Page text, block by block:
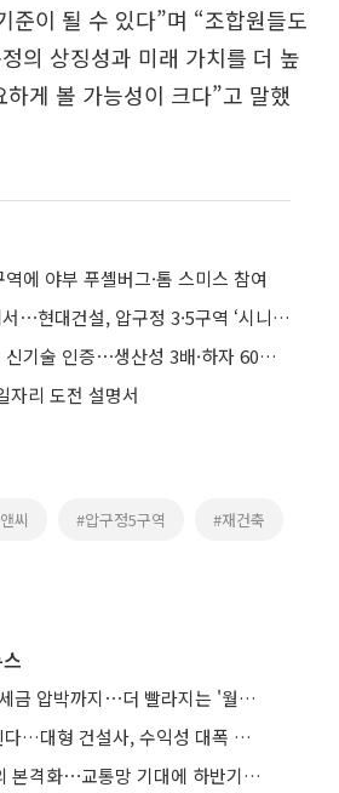
준이 될 수 있다”며 “조합원들도
의 상징성과 미래 가치를 더 높
게 볼 가능성이 크다”고 말했
에 야부 푸셸버그·톰 스미스 참여
병원ㆍ문화생활 집에서⋯현대건설, 압구정 3·5구역 ‘시니어 서비스’ 승부수
DL이앤씨, 욕실 시공 신기술 인증⋯생산성 3배·하자 60%↓
자리 도전 설명서
씨 #압구정5구역 #재건축
전세 35% 줄었는데 세금 압박까지⋯더 빨라지는 '월세화'
'고원가 터널' 끝 보인다…대형 건설사, 수익성 대폭 개선
부울경 메가시티 논의 본격화⋯교통망 기대에 하반기 분양시장 '주목'